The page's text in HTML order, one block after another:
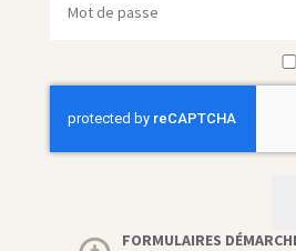
FORMULAIRES